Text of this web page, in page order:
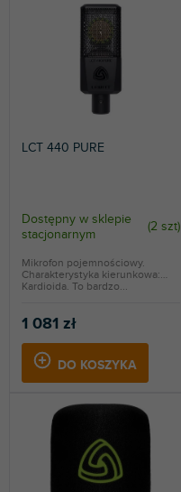
NAJDROŻSZE
NAJCZĘŚCIEJ SPRZEDAWANE
LCT 440 PURE
Dostępny w sklepie
stacjonarnym
(2 szt)
1 081 zł
DO KOSZYKA
Mikrofon pojemnościowy.
Charakterystyka kierunkowa:
Kardioida. To bardzo...